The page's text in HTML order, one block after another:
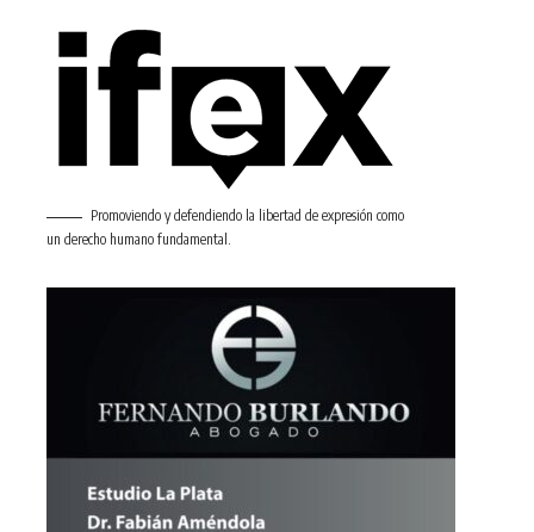
Promoviendo y defendiendo la libertad de expresión como
un derecho humano fundamental.